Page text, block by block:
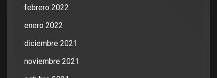
febrero 2022
enero 2022
diciembre 2021
noviembre 2021